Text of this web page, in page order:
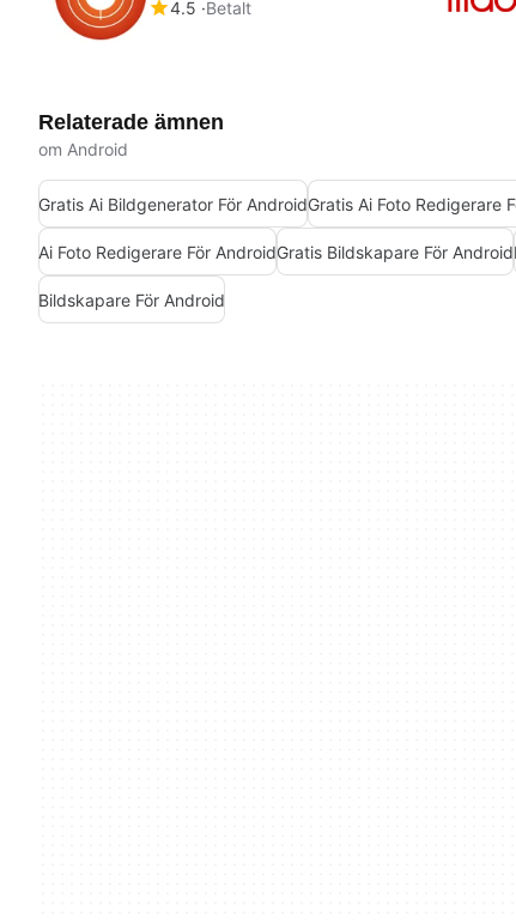
4.5 Betalt
Relaterade ämnen
om Android
Gratis Ai Bildgenerator För AndroidGratis Ai Foto Redigerare
Ai Foto Redigerare För AndroidGratis Bildskapare För Android
Bildskapare För Android